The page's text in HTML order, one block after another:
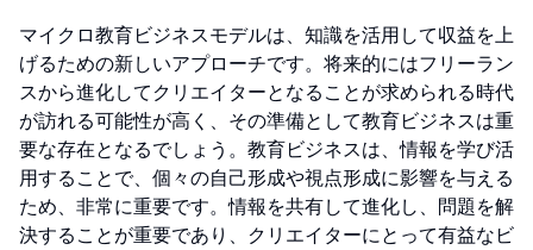
マイクロ教育ビジネスモデルは、知識を活用して収益を上
げるための新しいアプローチです。将来的にはフリーラン
スから進化してクリエイターとなることが求められる時代
が訪れる可能性が高く、その準備として教育ビジネスは重
要な存在となるでしょう。教育ビジネスは、情報を学び活
用することで、個々の自己形成や視点形成に影響を与える
ため、非常に重要です。情報を共有して進化し、問題を解
決することが重要であり、クリエイターにとって有益なビ